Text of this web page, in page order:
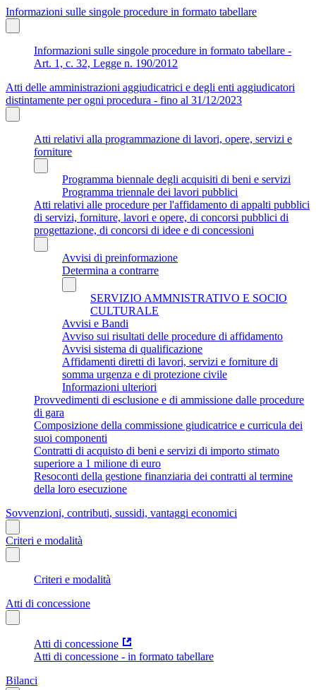
Informazioni sulle singole procedure in formato tabellare
Informazioni sulle singole procedure in formato tabellare -
Art. 1, c. 32, Legge n. 190/2012
Atti delle amministrazioni aggiudicatrici e degli enti aggiudicatori
distintamente per ogni procedura - fino al 31/12/2023
Atti relativi alla programmazione di lavori, opere, servizi e
forniture
Programma biennale degli acquisiti di beni e servizi
Programma triennale dei lavori pubblici
Atti relativi alle procedure per l'affidamento di appalti pubblici
di servizi, forniture, lavori e opere, di concorsi pubblici di
progettazione, di concorsi di idee e di concessioni
Avvisi di preinformazione
Determina a contrarre
SERVIZIO AMMNISTRATIVO E SOCIO
CULTURALE
Avvisi e Bandi
Avviso sui risultati delle procedure di affidamento
Avvisi sistema di qualificazione
Affidamenti diretti di lavori, servizi e forniture di
somma urgenza e di protezione civile
Informazioni ulteriori
Provvedimenti di esclusione e di ammissione dalle procedure
di gara
Composizione della commissione giudicatrice e curricula dei
suoi componenti
Contratti di acquisto di beni e servizi di importo stimato
superiore a 1 milione di euro
Resoconti della gestione finanziaria dei contratti al termine
della loro esecuzione
Sovvenzioni, contributi, sussidi, vantaggi economici
Criteri e modalità
Criteri e modalità
Atti di concessione
Atti di concessione
Atti di concessione - in formato tabellare
Bilanci